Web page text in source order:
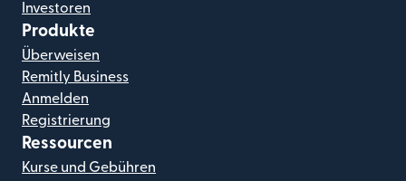
Investoren
Produkte
Überweisen
Remitly Business
Anmelden
Registrierung
Ressourcen
Kurse und Gebühren